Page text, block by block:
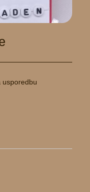
usporedbu